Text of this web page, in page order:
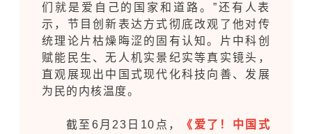
们就是爱自己的国家和道路。”还有人表
示，节目创新表达方式彻底改观了他对传
统理论片枯燥晦涩的固有认知。片中科创
赋能民生、无人机实景纪实等真实镜头，
直观展现出中国式现代化科技向善、发展
为民的内核温度。
截至6月23日10点，
《爱了！中国式